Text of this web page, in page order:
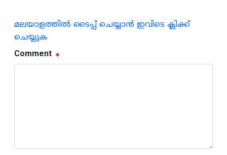
മലയാളത്തില്‍ ടൈപ്പ് ചെയ്യാന്‍ ഇവിടെ ക്ലിക്ക്
ചെയ്യുക
Comment